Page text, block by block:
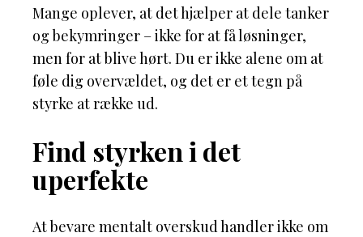
Mange oplever, at det hjælper at dele tanker
og bekymringer – ikke for at få løsninger,
men for at blive hørt. Du er ikke alene om at
føle dig overvældet, og det er et tegn på
styrke at række ud.
Find styrken i det
uperfekte
At bevare mentalt overskud handler ikke om